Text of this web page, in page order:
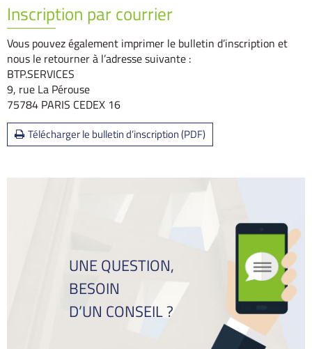
Inscription par courrier
Vous pouvez également imprimer le bulletin d’inscription et
nous le retourner à l’adresse suivante :
BTP.SERVICES
9, rue La Pérouse
75784 PARIS CEDEX 16
Télécharger le bulletin d’inscription (PDF)
UNE QUESTION,
BESOIN
D’UN CONSEIL ?